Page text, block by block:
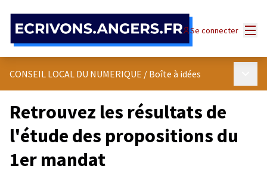
Se connecter
CONSEIL LOCAL DU NUMERIQUE / Boîte à idées
Retrouvez les résultats de
l'étude des propositions du
1er mandat